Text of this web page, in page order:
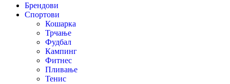
Брендови
Спортови
Кошарка
Трчање
Фудбал
Кампинг
Фитнес
Пливање
Тенис